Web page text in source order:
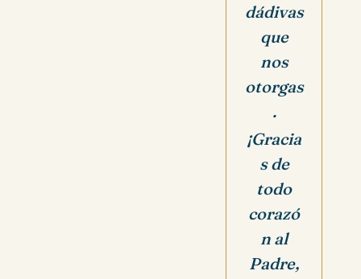
dádivas
que
nos
otorgas
.
¡Gracia
s de
todo
corazó
n al
Padre,